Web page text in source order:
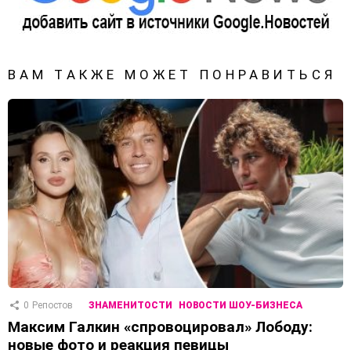
ВАМ ТАКЖЕ МОЖЕТ ПОНРАВИТЬСЯ
0 Репостов ЗНАМЕНИТОСТИ НОВОСТИ ШОУ-БИЗНЕСА
Максим Галкин «спровоцировал» Лободу:
новые фото и реакция певицы